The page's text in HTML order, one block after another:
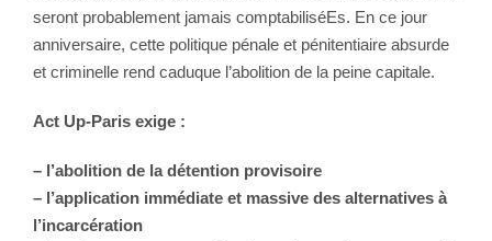
seront probablement jamais comptabiliséEs. En ce jour
anniversaire, cette politique pénale et pénitentiaire absurde
et criminelle rend caduque l’abolition de la peine capitale.
Act Up-Paris exige :
– l’abolition de la détention provisoire
– l’application immédiate et massive des alternatives à
l’incarcération